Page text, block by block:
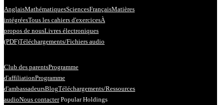
AnglaisMathématiquesSciencesFrançaisMatières
intégréesTous les cahiers d'exercicesÀ
propos de nousLivres électroniques
(PDF)Téléchargements/Fichiers audio
Club des parentsProgramme
d'affiliationProgramme
d'ambassadeursBlogTéléchargements/Ressources
audioNous contacter Popular Holdings